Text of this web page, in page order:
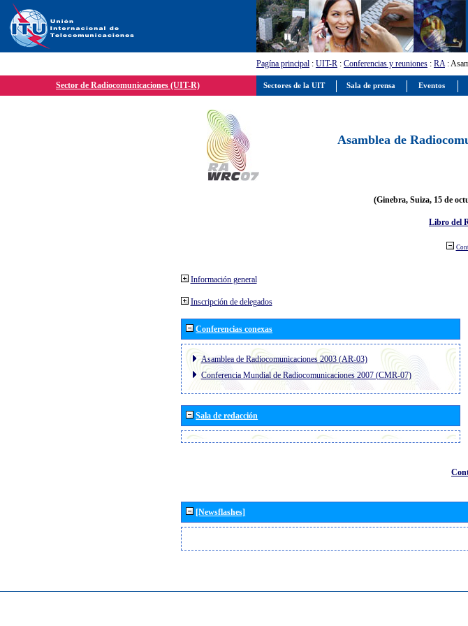
Pagína principal : UIT-R : Conferencias y reuniones : RA:
Sector de Radiocomunicaciones (UIT-R)
Asamblea de
(Ginebra, Suiza, 15 de
Libro del
Información general
Inscripción de delegados
Conferencias conexas
Asamblea de Radiocomunicaciones 2003 (AR-03)
Conferencia Mundial de Radiocomunicaciones 2007 (CMR-07)
Sala de redacción
[Newsflashes]
Sectores de la UIT Sala de prensa Eventos